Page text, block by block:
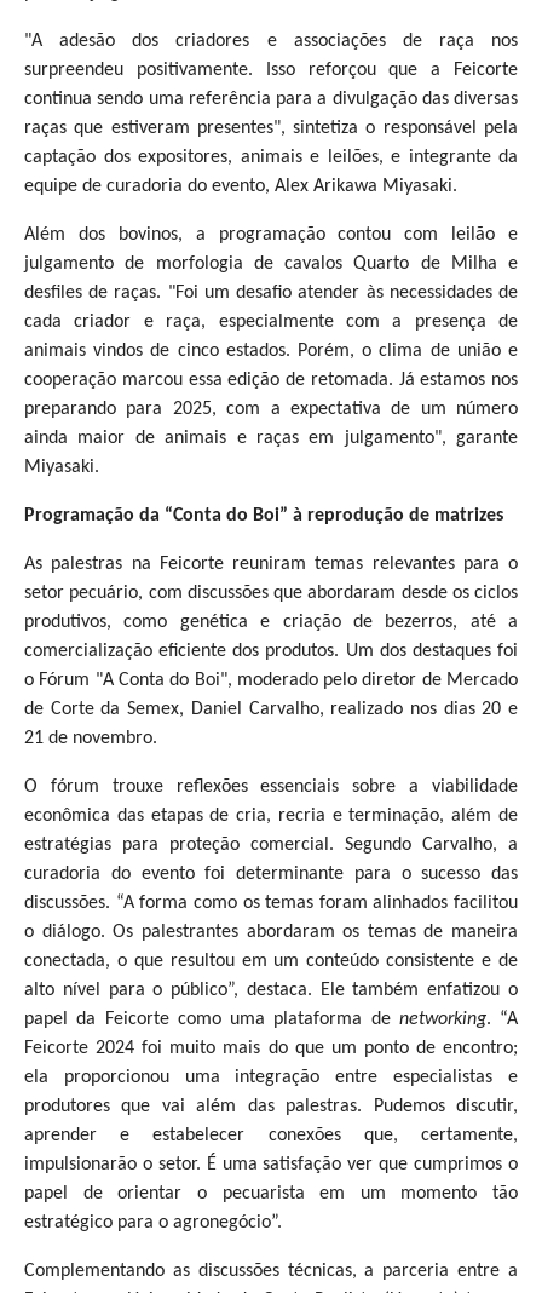
"A adesão dos criadores e associações de raça nos
surpreendeu positivamente. Isso reforçou que a Feicorte
continua sendo uma referência para a divulgação das diversas
raças que estiveram presentes", sintetiza o responsável pela
captação dos expositores, animais e leilões, e integrante da
equipe de curadoria do evento, Alex Arikawa Miyasaki.
Além dos bovinos, a programação contou com leilão e
julgamento de morfologia de cavalos Quarto de Milha e
desfiles de raças. "Foi um desafio atender às necessidades de
cada criador e raça, especialmente com a presença de
animais vindos de cinco estados. Porém, o clima de união e
cooperação marcou essa edição de retomada. Já estamos nos
preparando para 2025, com a expectativa de um número
ainda maior de animais e raças em julgamento", garante
Miyasaki.
Programação da “Conta do Boi” à reprodução de matrizes
As palestras na Feicorte reuniram temas relevantes para o
setor pecuário, com discussões que abordaram desde os ciclos
produtivos, como genética e criação de bezerros, até a
comercialização eficiente dos produtos. Um dos destaques foi
o Fórum "A Conta do Boi", moderado pelo diretor de Mercado
de Corte da Semex, Daniel Carvalho, realizado nos dias 20 e
21 de novembro.
O fórum trouxe reflexões essenciais sobre a viabilidade
econômica das etapas de cria, recria e terminação, além de
estratégias para proteção comercial. Segundo Carvalho, a
curadoria do evento foi determinante para o sucesso das
discussões. “A forma como os temas foram alinhados facilitou
o diálogo. Os palestrantes abordaram os temas de maneira
conectada, o que resultou em um conteúdo consistente e de
alto nível para o público”, destaca. Ele também enfatizou o
papel da Feicorte como uma plataforma de networking. “A
Feicorte 2024 foi muito mais do que um ponto de encontro;
ela proporcionou uma integração entre especialistas e
produtores que vai além das palestras. Pudemos discutir,
aprender e estabelecer conexões que, certamente,
impulsionarão o setor. É uma satisfação ver que cumprimos o
papel de orientar o pecuarista em um momento tão
estratégico para o agronegócio”.
Complementando as discussões técnicas, a parceria entre a